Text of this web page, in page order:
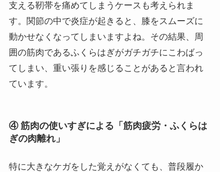
支える靭帯を痛めてしまうケースも考えられま
す。関節の中で炎症が起きると、膝をスムーズに
動かせなくなってしまいますよね。その結果、周
囲の筋肉であるふくらはぎがガチガチにこわばっ
てしまい、重い張りを感じることがあると言われ
ています。
④ 筋肉の使いすぎによる「筋肉疲労・ふくらは
ぎの肉離れ」
特に大きなケガをした覚えがなくても、普段履か